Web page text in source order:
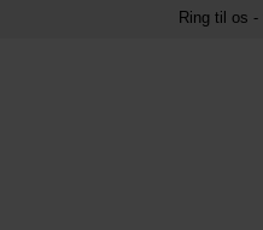
Ring til os -